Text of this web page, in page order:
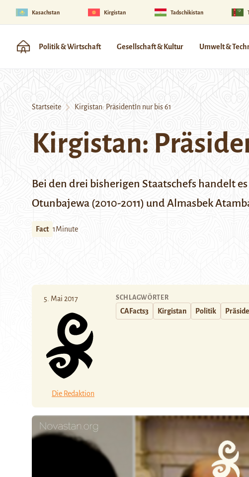
Kasachstan Kirgistan Tadschikistan
Politik & Wirtschaft Gesellschaft & Kultur Umwelt &
Startseite Kirgistan: PräsidentIn nur bis 61
Kirgistan:
Bei den drei bisherigen Staatschefs handelt
Otunbajewa (2010-2011) und Almasbek
Fact 1Minute
5. Mai 2017
Die Redaktion
SCHLAGWÖRTER
CAFacts3 Kirgistan Politik